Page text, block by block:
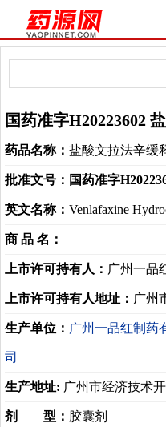
国药准字H20223602
药品名称： 盐酸文拉法辛缓
批准文号： 国药准字
英文名称： Venlafaxine
商 品 名：
上市许可持有人： 广州一品
上市许可持有人地址： 广州
生产单位： 广州一品红制药
司
生产地址: 广州市经济技术
剂 型： 胶囊剂